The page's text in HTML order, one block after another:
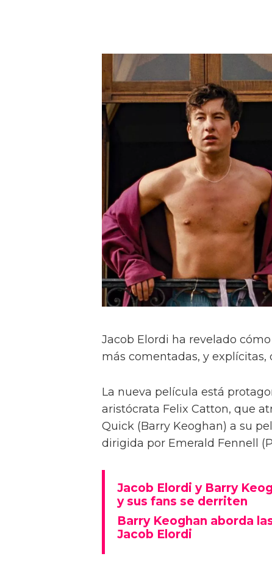
Jacob Elordi ha revelado
más comentadas, y
La nueva película está
aristócrata Felix Catton, que
Quick (Barry Keoghan) a su
dirigida por Emerald Fennell
Jacob Elordi y Barry
y sus fans se derriten
Barry Keoghan aborda
Jacob Elordi